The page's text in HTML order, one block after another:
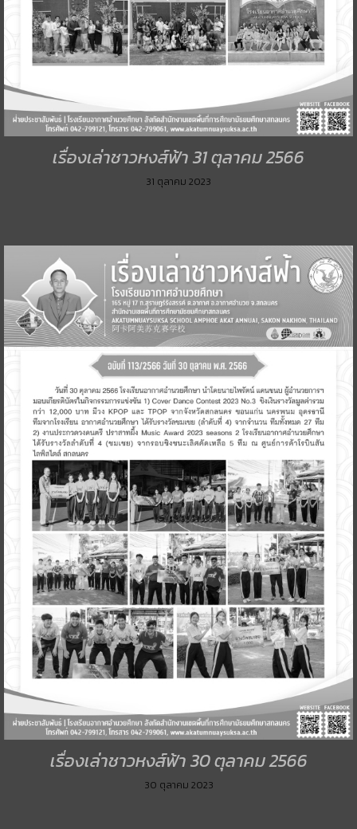
เรื่องเล่าชาวหงส์ฟ้า 31 ตุลาคม 2566
31 ตุลาคม 2023
เรื่องเล่าชาวหงส์ฟ้า 30 ตุลาคม 2566
30 ตุลาคม 2023